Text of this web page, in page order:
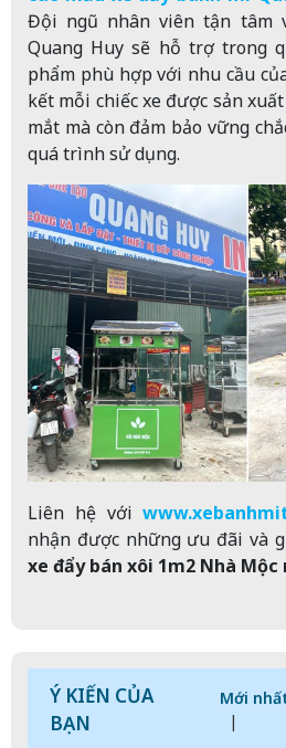
Đội ngũ nhân viên tận tâm
Quang Huy sẽ hỗ trợ trong
phẩm phù hợp với nhu cầu
kết mỗi chiếc xe được sản
mắt mà còn đảm bảo vững
quá trình sử dụng.
Liên hệ với
nhận được những ưu đãi và
xe đẩy bán xôi 1m2 Nhà Mộc
Ý KIẾN CỦA
BẠN
Mới
|